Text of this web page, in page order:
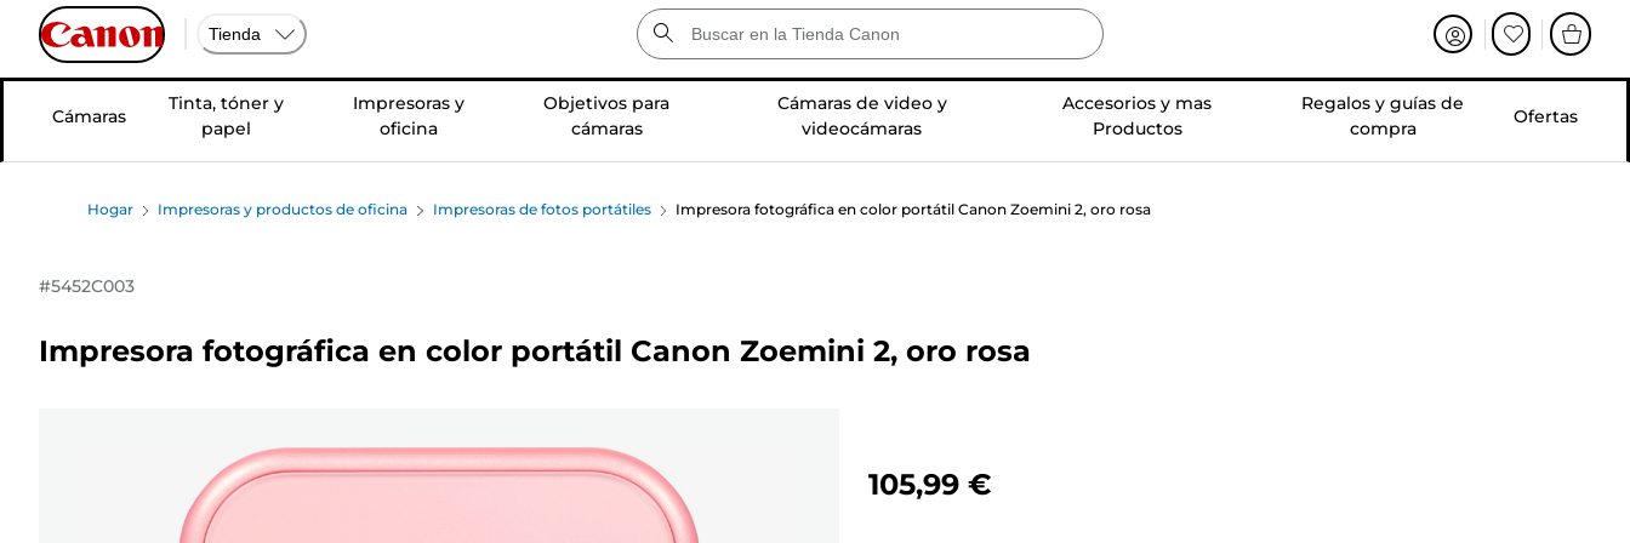
Tienda
Cámaras
Tinta, tóner y
papel
Impresoras y
oficina
Objetivos para
cámaras
Cámaras de video y
videocámaras
Accesorios y mas
Productos
Regalos y guías de
compra
Ofertas
Hogar Impresoras y productos de oficina Impresoras de fotos portátiles Impresora fotográfica en color portátil Canon Zoemini 2, oro rosa
#5452C003
Impresora fotográfica en color portátil Canon Zoemini 2, oro rosa
105,99 €